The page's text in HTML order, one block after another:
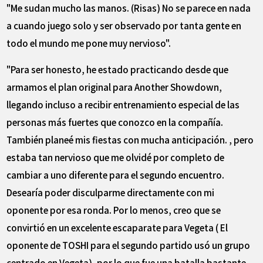
"Me sudan mucho las manos. (Risas) No se parece en nada
a cuando juego solo y ser observado por tanta gente en
todo el mundo me pone muy nervioso".
"Para ser honesto, he estado practicando desde que
armamos el plan original para Another Showdown,
llegando incluso a recibir entrenamiento especial de las
personas más fuertes que conozco en la compañía.
También planeé mis fiestas con mucha anticipación. , pero
estaba tan nervioso que me olvidé por completo de
cambiar a uno diferente para el segundo encuentro.
Desearía poder disculparme directamente con mi
oponente por esa ronda. Por lo menos, creo que se
convirtió en un excelente escaparate para Vegeta ( El
oponente de TOSHI para el segundo partido usó un grupo